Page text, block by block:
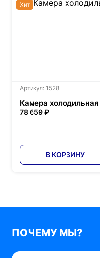
Артикул: 1528
Камера
Хит
78 659 ₽
В КОРЗИНУ
ПОЧЕМУ МЫ?